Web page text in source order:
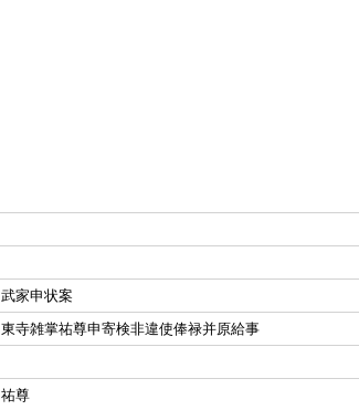
武家申状案
東寺雑掌祐尊申寄検非違使俸禄并原給事
祐尊